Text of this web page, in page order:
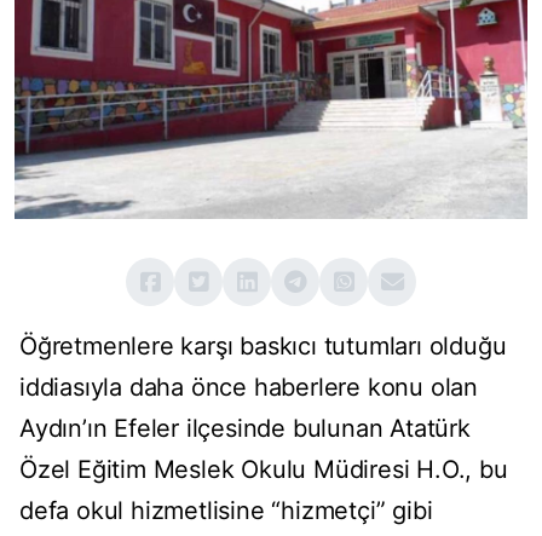
Öğretmenlere karşı baskıcı tutumları olduğu
iddiasıyla daha önce haberlere konu olan
Aydın’ın Efeler ilçesinde bulunan Atatürk
Özel Eğitim Meslek Okulu Müdiresi H.O., bu
defa okul hizmetlisine “hizmetçi” gibi